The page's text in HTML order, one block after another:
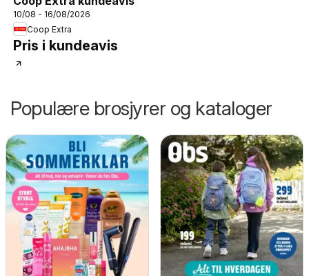
10/08 - 16/08/2026
Coop Extra
Pris i kundeavis
Populære brosjyrer og kataloger